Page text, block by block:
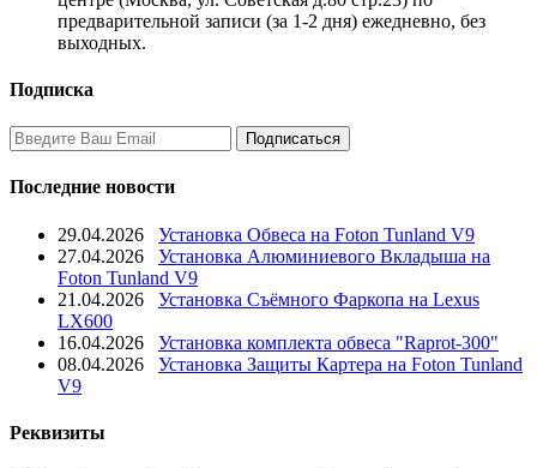
предварительной записи (за 1-2 дня) ежедневно, без
выходных.
Подписка
Последние новости
29.04.2026
Установка Обвеса на Foton Tunland V9
27.04.2026
Установка Алюминиевого Вкладыша на
Foton Tunland V9
21.04.2026
Установка Съёмного Фаркопа на Lexus
LX600
16.04.2026
Установка комплекта обвеса "Raprot-300"
08.04.2026
Установка Защиты Картера на Foton Tunland
V9
Реквизиты